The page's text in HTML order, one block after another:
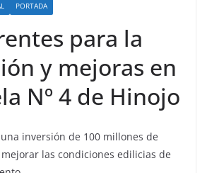
PORTADA
para la
y mejoras en
Nº 4 de Hinojo
inversión de 100 millones de
las condiciones edilicias de